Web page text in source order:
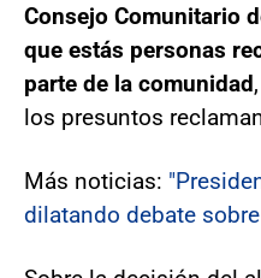
Consejo Comunitario
que estás personas
parte de la comunidad
los presuntos
Más noticias:
dilatando debate